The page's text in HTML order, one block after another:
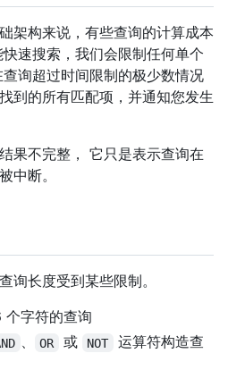
架构来说，有些查询的计算成本
速搜索，我们会限制任何单个
询超过时间限制的极少数情况
到的所有匹配项，并通知您发生
果不完整， 它只是表示查询在
中断。
询长度受到某些限制。
字符的查询
、 OR 或 NOT
运算符构造查